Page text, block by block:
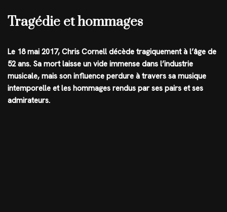
Tragédie et hommages
Le 18 mai 2017, Chris Cornell décède tragiquement à l’âge de
52 ans. Sa mort laisse un vide immense dans l’industrie
musicale, mais son influence perdure à travers sa musique
intemporelle et les hommages rendus par ses pairs et ses
admirateurs.